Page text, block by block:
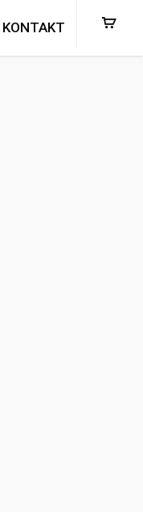
KONTAKT